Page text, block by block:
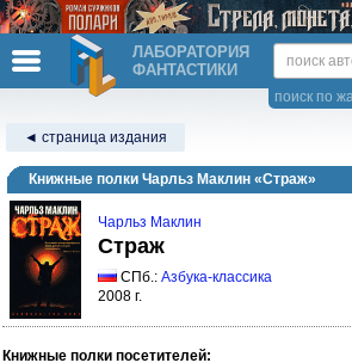
ЛАБОРАТОРИЯ
ФАНТАСТИКИ
поиск по
◄ страница издания
Книжные полки Чарльз Маклин «Страж»
Чарльз Маклин
Страж
СПб.: Азбука-классика
2008 г.
Книжные полки посетителей: